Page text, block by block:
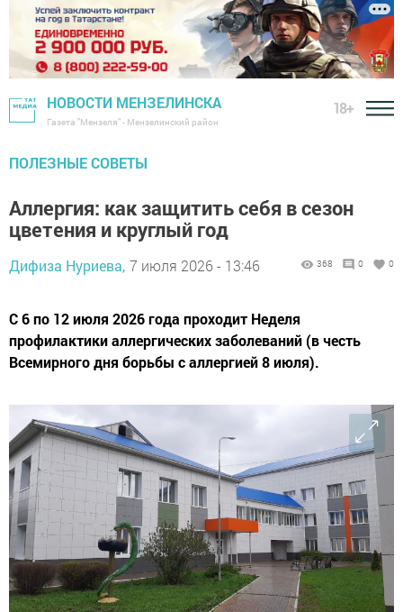
НОВОСТИ МЕНЗЕЛИНСКА
Газета "Мензеля" - Мензелинский район
18+
ПОЛЕЗНЫЕ СОВЕТЫ
Аллергия: как защитить себя в сезон
цветения и круглый год
Дифиза Нуриева, 7 июля 2026 - 13:46 368 0 0
С 6 по 12 июля 2026 года проходит Неделя
профилактики аллергических заболеваний (в честь
Всемирного дня борьбы с аллергией 8 июля).